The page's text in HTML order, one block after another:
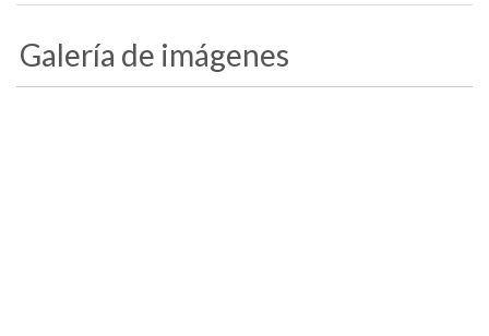
Galería de imágenes